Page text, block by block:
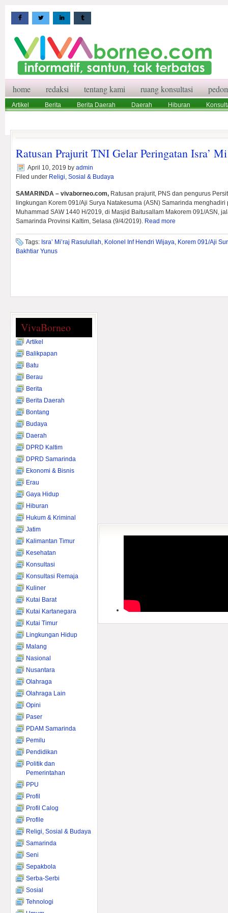
home redaksi tentang kami ruang konsultasi
Artikel Berita Berita Daerah Daerah Hiburan
Ratusan Prajurit TNI Gelar Peringatan Isra’
April 10, 2019 by admin
Filed under Religi, Sosial & Budaya
SAMARINDA – vivaborneo.com, Ratusan prajurit, PNS dan pengurus
lingkungan Korem 091/Aji Surya Natakesuma (ASN) Samarinda menghadiri
Muhammad SAW 1440 H/2019, di Masjid Baitusallam Makorem 091/ASN,
Samarinda Provinsi Kaltim, Selasa (9/4/2019). Read more
Tags: Isra’ Mi’raj Rasulullah, Kolonel Inf Hendri Wijaya, Korem 091/Aji
Bakhtiar Yunus
VivaBorneo
Artikel
Balikpapan
Batu
Berau
Berita
Berita Daerah
Bontang
Budaya
Daerah
DPRD Kaltim
DPRD Samarinda
Ekonomi & Bisnis
Erau
Gaya Hidup
Hiburan
Hukum & Kriminal
Jatim
Kalimantan Timur
Kesehatan
Konsultasi
Konsultasi Remaja
Kuliner
Kutai Barat
Kutai Kartanegara
Kutai Timur
Lingkungan Hidup
Malang
Nasional
Nusantara
Olahraga
Olahraga Lain
Opini
Paser
PDAM Samarinda
Pemilu
Pendidikan
Politik dan
Pemerintahan
PPU
Profil
Profil Calog
Profile
Religi, Sosial & Budaya
Samarinda
Seni
Sepakbola
Serba-Serbi
Sosial
Tehnologi